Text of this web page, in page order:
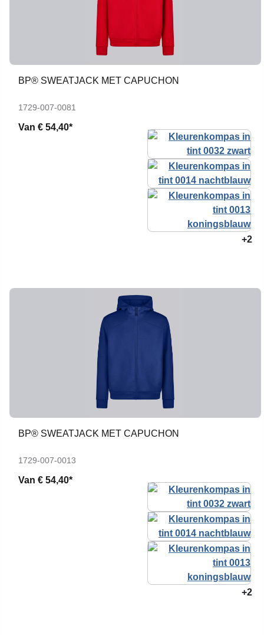
BP® SWEATJACK MET CAPUCHON
1729-007-0081
Van € 54,40*
+2
BP® SWEATJACK MET CAPUCHON
1729-007-0013
Van € 54,40*
+2